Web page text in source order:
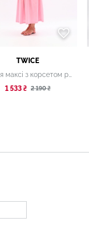
TWICE
Сукня максі з корсетом рожева
1 533 ₴ 2 190 ₴